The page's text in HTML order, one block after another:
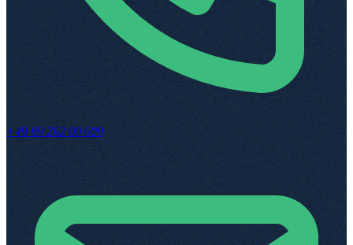
+49 89 262 00 609